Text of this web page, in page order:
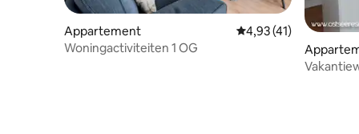
Appartement Gemiddelde
4,93 (41)
Woningactiviteiten 1 OG